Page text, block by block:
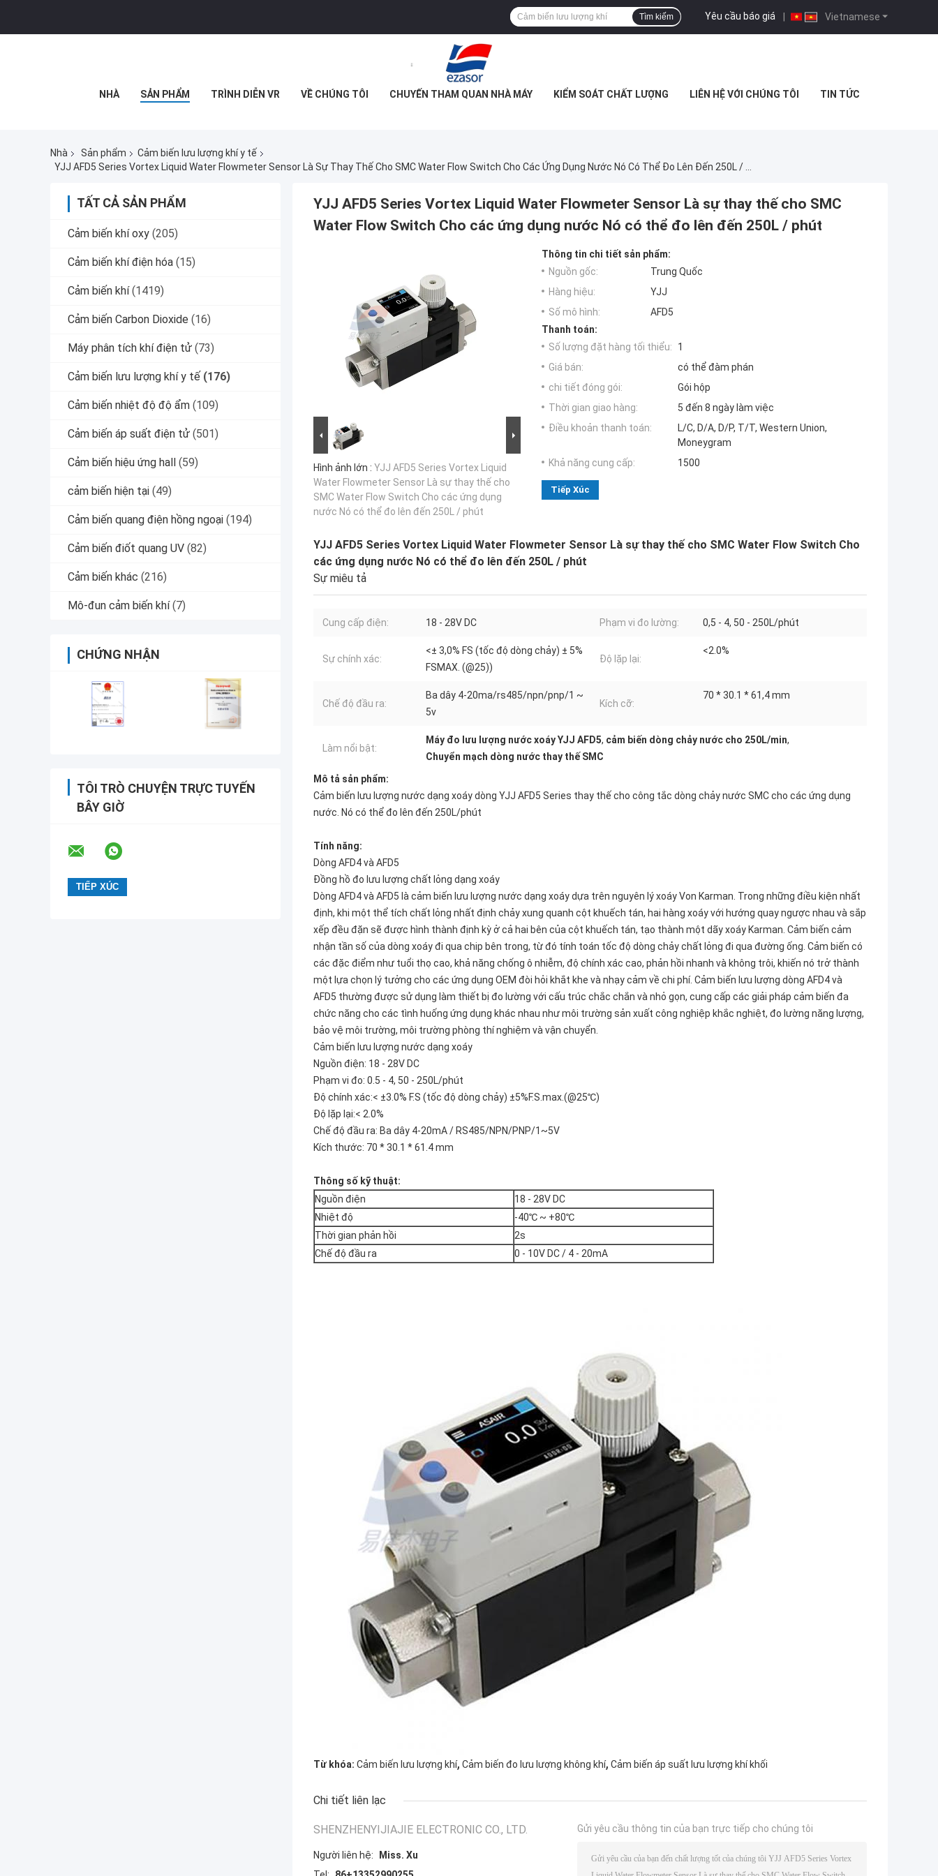
Vietnamese
Yêu cầu báo giá |
Tìm kiếm
NHÀ SẢN PHẨM TRÌNH DIỄN VR VỀ CHÚNG TÔI CHUYẾN THAM QUAN NHÀ MÁY KIỂM SOÁT CHẤT LƯỢNG LIÊN HỆ VỚI CHÚNG TÔI TIN TỨC
Nhà Sản phẩm
Cảm biến lưu lượng khí y tế
TẤT CẢ SẢN PHẨM
Cảm biến khí oxy (205)
Cảm biến khí điện hóa (15)
Cảm biến khí (1419)
Cảm biến Carbon Dioxide (16)
Máy phân tích khí điện tử (73)
Cảm biến lưu lượng khí y tế (176)
Cảm biến nhiệt độ độ ẩm (109)
Cảm biến áp suất điện tử (501)
Cảm biến hiệu ứng hall (59)
cảm biến hiện tại (49)
Cảm biến quang điện hồng ngoại (194)
Cảm biến điốt quang UV (82)
Cảm biến khác (216)
Mô-đun cảm biến khí (7)
CHỨNG NHẬN
TÔI TRÒ CHUYỆN TRỰC TUYẾN
BÂY GIỜ
YJJ AFD5 Series Vortex Liquid Water Flowmeter Sensor Là sự thay thế cho SMC
Water Flow Switch Cho các ứng dụng nước Nó có thể đo lên đến 250L / phút
Hình ảnh lớn : YJJ AFD5 Series Vortex Liquid
Water Flowmeter Sensor Là sự thay thế cho
SMC Water Flow Switch Cho các ứng dụng
nước Nó có thể đo lên đến 250L / phút
Thông tin chi tiết sản phẩm:
Nguồn gốc:
Trung Quốc
Hàng hiệu:
YJJ
Số mô hình:
AFD5
Thanh toán:
Số lượng đặt hàng tối thiểu:
1
Giá bán:
có thể đàm phán
chi tiết đóng gói:
Gói hộp
Thời gian giao hàng:
5 đến 8 ngày làm việc
Điều khoản thanh toán:
L/C, D/A, D/P, T/T, Western Union,
Moneygram
Khả năng cung cấp:
1500
Tiếp Xúc
YJJ AFD5 Series Vortex Liquid Water Flowmeter Sensor Là sự thay thế cho SMC Water Flow Switch Cho
các ứng dụng nước Nó có thể đo lên đến 250L / phút
Sự miêu tả
Cung cấp điện: 18 - 28V DC Phạm vi đo lường: 0,5 - 4, 50 - 250L/phút
Sự chính xác:
<± 3,0% FS (tốc độ dòng chảy) ± 5%
FSMAX. (@25))
Độ lặp lại:
<2.0%
Chế độ đầu ra:
Ba dây 4-20ma/rs485/npn/pnp/1 ~
5v
Kích cỡ:
70 * 30.1 * 61,4 mm
Làm nổi bật:
Máy đo lưu lượng nước xoáy YJJ AFD5, cảm biến dòng chảy nước cho 250L/min,
Chuyển mạch dòng nước thay thế SMC
Mô tả sản phẩm:
Cảm biến lưu lượng nước dạng xoáy dòng YJJ AFD5 Series thay thế cho công tắc dòng chảy nước SMC cho các ứng dụng
nước. Nó có thể đo lên đến 250L/phút
Tính năng:
Dòng AFD4 và AFD5
Đồng hồ đo lưu lượng chất lỏng dạng xoáy
Dòng AFD4 và AFD5 là cảm biến lưu lượng nước dạng xoáy dựa trên nguyên lý xoáy Von Karman. Trong những điều kiện nhất
định, khi một thể tích chất lỏng nhất định chảy xung quanh cột khuếch tán, hai hàng xoáy với hướng quay ngược nhau và sắp
xếp đều đặn sẽ được hình thành định kỳ ở cả hai bên của cột khuếch tán, tạo thành một dãy xoáy Karman. Cảm biến cảm
nhận tần số của dòng xoáy đi qua chip bên trong, từ đó tính toán tốc độ dòng chảy chất lỏng đi qua đường ống. Cảm biến có
các đặc điểm như tuổi thọ cao, khả năng chống ô nhiễm, độ chính xác cao, phản hồi nhanh và không trôi, khiến nó trở thành
một lựa chọn lý tưởng cho các ứng dụng OEM đòi hỏi khắt khe và nhạy cảm về chi phí. Cảm biến lưu lượng dòng AFD4 và
AFD5 thường được sử dụng làm thiết bị đo lường với cấu trúc chắc chắn và nhỏ gọn, cung cấp các giải pháp cảm biến đa
chức năng cho các tình huống ứng dụng khác nhau như môi trường sản xuất công nghiệp khắc nghiệt, đo lường năng lượng,
bảo vệ môi trường, môi trường phòng thí nghiệm và vận chuyển.
Cảm biến lưu lượng nước dạng xoáy
Nguồn điện: 18 - 28V DC
Phạm vi đo: 0.5 - 4, 50 - 250L/phút
Độ chính xác:< ±3.0% F.S (tốc độ dòng chảy) ±5%F.S.max.(@25℃)
Độ lặp lại:< 2.0%
Chế độ đầu ra: Ba dây 4-20mA / RS485/NPN/PNP/1~5V
Kích thước: 70 * 30.1 * 61.4 mm
Thông số kỹ thuật:
Nguồn điện‌
18 - 28V DC
‌Nhiệt độ
-40℃ ~ +80℃
Thời gian phản hồi‌
2s
Chế độ đầu ra
0 - 10V DC / 4 - 20mA
Từ khóa: Cảm biến lưu lượng khí, Cảm biến đo lưu lượng không khí, Cảm biến áp suất lưu lượng khí khối
Chi tiết liên lạc
SHENZHENYIJIAJIE ELECTRONIC CO., LTD.
Người liên hệ:
Miss. Xu
Gửi yêu cầu thông tin của bạn trực tiếp cho chúng tôi